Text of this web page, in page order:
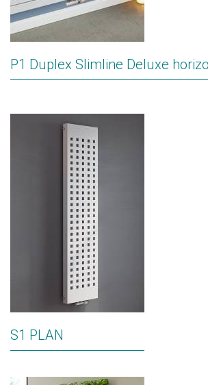
P1 Duplex Slimline Deluxe
S1 PLAN